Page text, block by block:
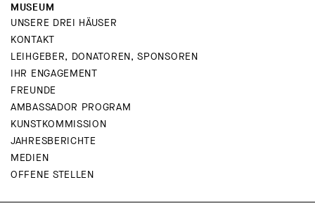
MUSEUM
UNSERE DREI HÄUSER
KONTAKT
LEIHGEBER, DONATOREN, SPONSOREN
IHR ENGAGEMENT
FREUNDE
AMBASSADOR PROGRAM
KUNSTKOMMISSION
JAHRESBERICHTE
MEDIEN
OFFENE STELLEN